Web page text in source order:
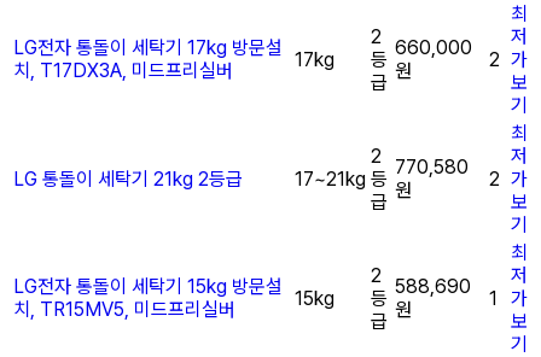
LG전자 통돌이 세탁기 17kg 방문설
치, T17DX3A, 미드프리실버
17kg
2
등
급
660,000
원
2
최
저
가
보
기
LG 통돌이 세탁기 21kg 2등급 17~21kg
2
등
급
770,580
원
2
최
저
가
보
기
LG전자 통돌이 세탁기 15kg 방문설
치, TR15MV5, 미드프리실버
15kg
2
등
급
588,690
원
1
최
저
가
보
기